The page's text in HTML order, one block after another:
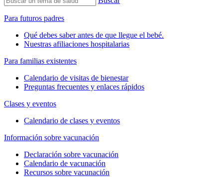
Para futuros padres
Qué debes saber antes de que llegue el bebé.
Nuestras afiliaciones hospitalarias
Para familias existentes
Calendario de visitas de bienestar
Preguntas frecuentes y enlaces rápidos
Clases y eventos
Calendario de clases y eventos
Información sobre vacunación
Declaración sobre vacunación
Calendario de vacunación
Recursos sobre vacunación